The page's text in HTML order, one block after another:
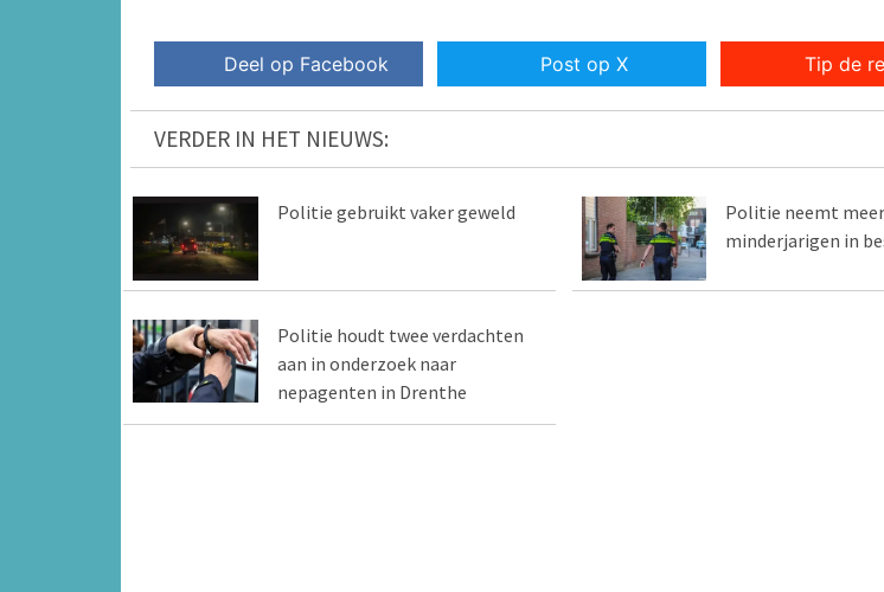
Deel op Facebook Post op X Tip de
VERDER IN HET NIEUWS:
Politie gebruikt vaker geweld
Politie neemt
minderjarigen in
Politie houdt twee verdachten
aan in onderzoek naar
nepagenten in Drenthe